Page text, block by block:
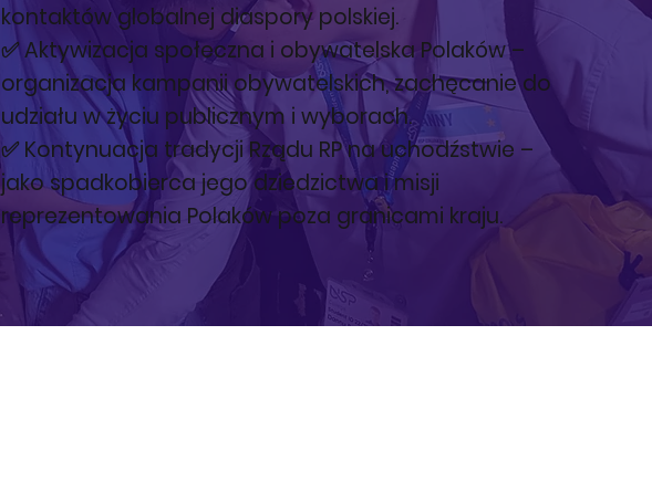
kontaktów globalnej diaspory polskiej.
✅ Aktywizacja społeczna i obywatelska Polaków –
organizacja kampanii obywatelskich, zachęcanie do
udziału w życiu publicznym i wyborach.
✅ Kontynuacja tradycji Rządu RP na uchodźstwie –
jako spadkobierca jego dziedzictwa i misji
reprezentowania Polaków poza granicami kraju.